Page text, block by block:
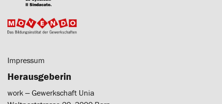
Impressum
Herausgeberin
work ‒ Gewerkschaft Unia